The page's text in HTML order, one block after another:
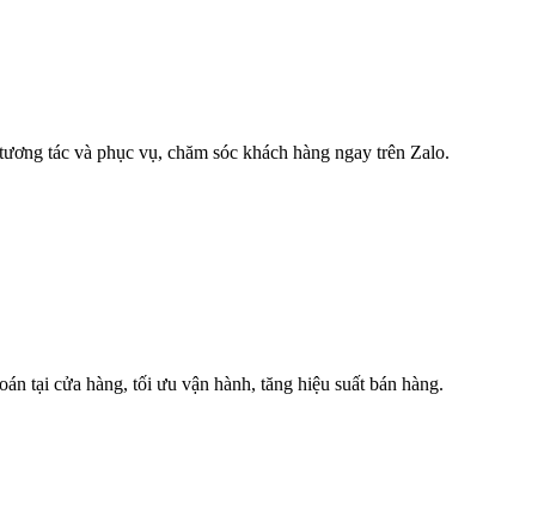
tác và phục vụ, chăm sóc khách hàng ngay trên Zalo.
tại cửa hàng, tối ưu vận hành, tăng hiệu suất bán hàng.